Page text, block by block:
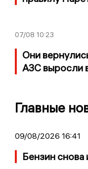
07/08 10:23
Они
АЗС выросли
Главные
09/08/2026 16:41
Бензин снова